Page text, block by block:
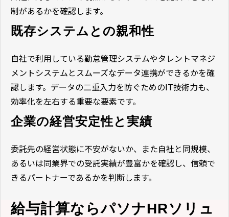
制があるかを確認します。
既存システムとの親和性
自社で利用している勤怠管理システムやタレントマネジ
メントシステムとスムーズなデータ連携ができるかを確
認します。データの二重入力を防ぐためのIT技術力も、
効率化を左右する重要な要素です。
企業の経営安定性と実績
委託先の経営状態に不安がないか、また自社と同規模、
あるいは同業界での受託実績が豊富かを確認し、信頼で
きるパートナーであるかを判断します。
給与計算ならパソナHRソリュ